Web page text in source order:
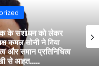
के संशोधन को लेकर
कमल सोनी ने दिया
और समान प्रतिनिधित्व
से आहत…..